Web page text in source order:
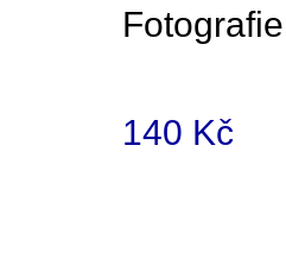
Fotografie
140 Kč
JMÉNO